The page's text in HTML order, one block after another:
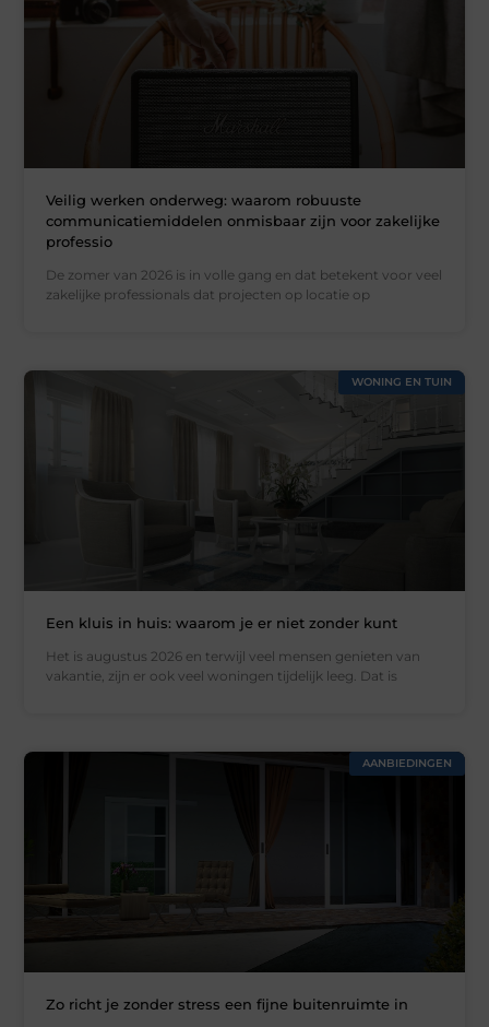
Veilig werken onderweg: waarom robuuste
communicatiemiddelen onmisbaar zijn voor zakelijke
professio
De zomer van 2026 is in volle gang en dat betekent voor veel
zakelijke professionals dat projecten op locatie op
WONING EN TUIN
Een kluis in huis: waarom je er niet zonder kunt
Het is augustus 2026 en terwijl veel mensen genieten van
vakantie, zijn er ook veel woningen tijdelijk leeg. Dat is
AANBIEDINGEN
Zo richt je zonder stress een fijne buitenruimte in